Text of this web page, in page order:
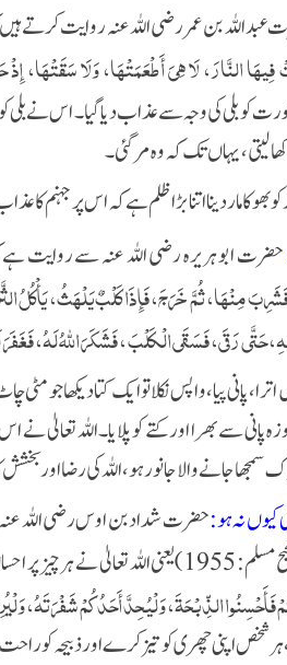
عبداللہ بن عمر رضی اللہ عنہ روایت کرتے
النَّارَ، لَا هِيَ أَطْعَمَتْهَا، وَلَا سَقَتْهَا،
2365) ایک عورت کو بلی کی وجہ سے عذاب دیا گیا۔ اس نے
یہاں تک کہ وہ مر گئی۔
مار دینا اتنا بڑا ظلم ہے کہ اس پر جہنم کا
حضرت ابو ہریرہ رضی اللہ عنہ سے روایت
مِنْهَا، ثُمَّ خَرَجَ، فَإِذَا كَلْبٌ يَلْهَثُ،
حَتَّى رَقَى، فَسَقَى الْكَلْبَ ، فَشَكَرَ اللَّهُ لَهُ،
پیا، واپس نکلا تو ایک کتا دیکھا جو مٹی
پانی سے بھرا اور کتے کو پلایا۔ اللہ تعالیٰ
سمجھا جانے والا جانور ہو، اللہ کی رضا اور
حضرت شداد بن اوس رضی اللہ
چیز پر احسان (نرمی، رحم) لازم کر دیا ہے۔مزید فرمایا:
فَأَحْسِنُوا الذِّبْحَةَ، وَلْيُحِدَّ أَحَدُكُمْ شَفْرَتَهُ،
شخص اپنی چھری کو تیز کرے اور ذبیحہ کو